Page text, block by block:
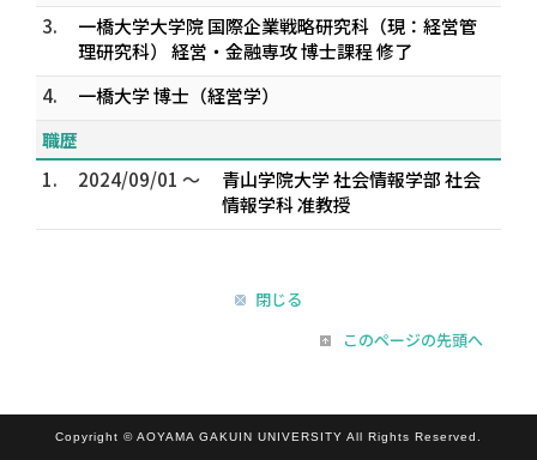
3.
一橋大学大学院 国際企業戦略研究科（現：経営管
理研究科） 経営・金融専攻 博士課程 修了
4.
一橋大学 博士（経営学）
職歴
1.
2024/09/01 ～
青山学院大学 社会情報学部 社会
情報学科 准教授
閉じる
このページの先頭へ
Copyright © AOYAMA GAKUIN UNIVERSITY All Rights Reserved.